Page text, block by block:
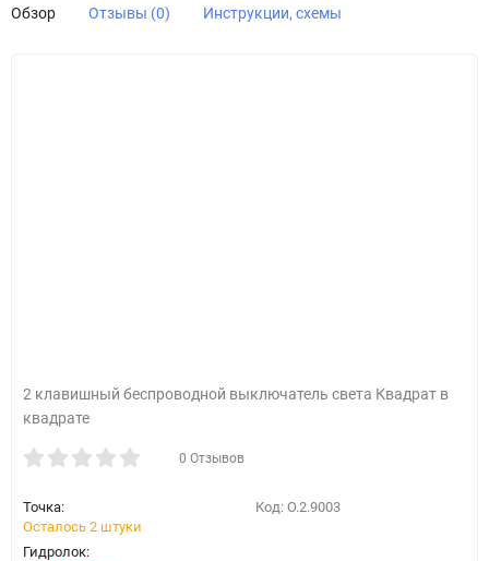
Обзор Отзывы (0) Инструкции, схемы
2 клавишный беспроводной выключатель света Квадрат в
квадрате
0 Отзывов
Код: O.2.9003
Точка:
Осталось 2 штуки
Гидролок: